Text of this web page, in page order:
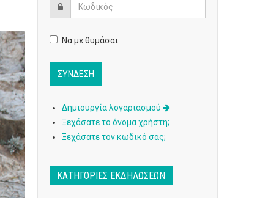
Να με θυμάσαι
Δημιουργία λογαριασμού
Ξεχάσατε το όνομα χρήστη;
Ξεχάσατε τον κωδικό σας;
ΚΑΤΗΓΟΡΊΕΣ ΕΚΔΗΛΏΣΕΩΝ